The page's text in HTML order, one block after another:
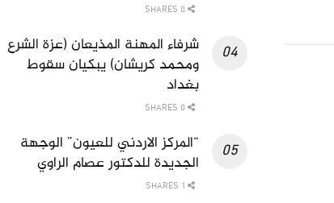
شرفاء المهنة المذيعان (عزة الشرع
ومحمد كريشان) يبكيان سقوط
بغداد
“المركز الاردني للعيون” الوجهة
الجديدة للدكتور عصام الراوي